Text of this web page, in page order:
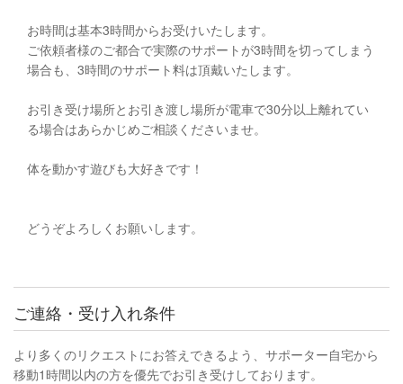
お時間は基本3時間からお受けいたします。
ご依頼者様のご都合で実際のサポートが3時間を切ってしまう
場合も、3時間のサポート料は頂戴いたします。
お引き受け場所とお引き渡し場所が電車で30分以上離れてい
る場合はあらかじめご相談くださいませ。
体を動かす遊びも大好きです！
どうぞよろしくお願いします。
ご連絡・受け入れ条件
より多くのリクエストにお答えできるよう、サポーター自宅から
移動1時間以内の方を優先でお引き受けしております。